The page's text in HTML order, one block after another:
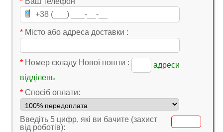
* Місто або адреса доставки :
* Номер складу Нової пошти :
адреси
відділень
* Cпосіб оплати:
Введіть 5 цифр, які ви бачите (захист
від роботів):